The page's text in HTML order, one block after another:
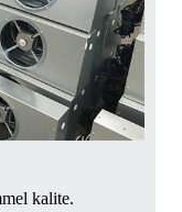
kalite.